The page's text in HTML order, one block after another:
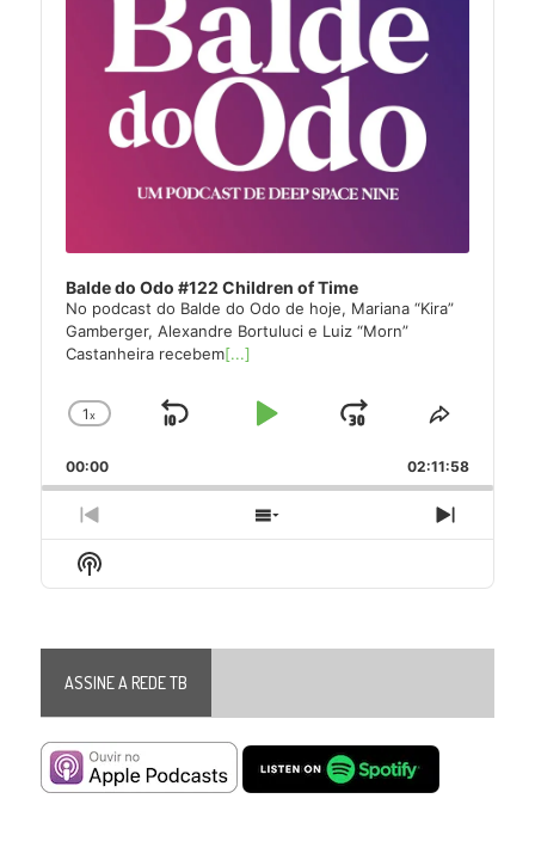
Balde do Odo #122 Children of Time
No podcast do Balde do Odo de hoje, Mariana “Kira”
Gamberger, Alexandre Bortuluci e Luiz “Morn”
Castanheira recebem[...]
Change
Rate
1x
Skip
Play
Jump
Forward
Share
Episode
00:00 02:11:58
Previous
Episode
Show
Episodes
Next
Episode
Show
Podcast
ASSINE A REDE TB